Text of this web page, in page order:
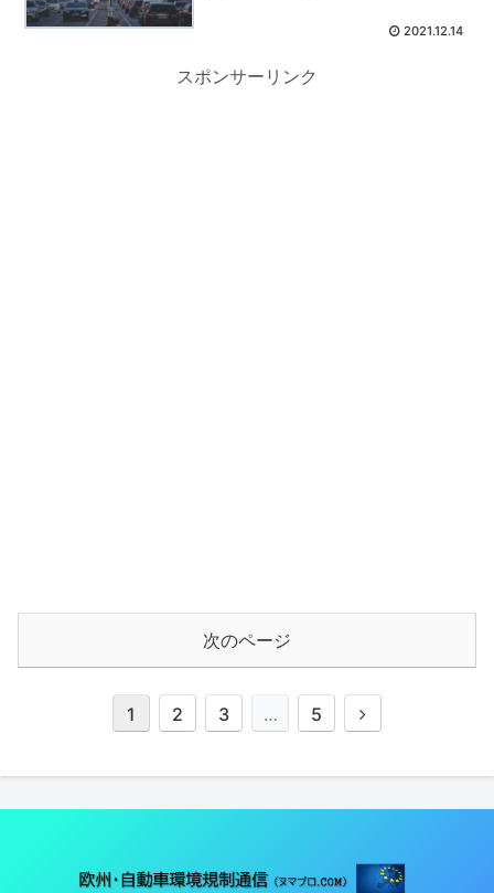
2021.12.14
スポンサーリンク
次のページ
1 2 3 … 5